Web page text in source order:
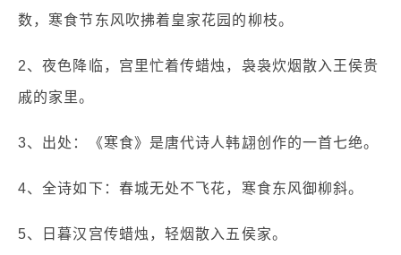
数，寒食节东风吹拂着皇家花园的柳枝。
2、夜色降临，宫里忙着传蜡烛，袅袅炊烟散入王侯贵
戚的家里。
3、出处：《寒食》是唐代诗人韩翃创作的一首七绝。
4、全诗如下：春城无处不飞花，寒食东风御柳斜。
5、日暮汉宫传蜡烛，轻烟散入五侯家。